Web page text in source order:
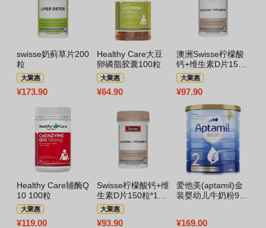
swisse奶蓟草片200
粒
大聚惠
¥173.90
Healthy Care大豆
卵磷脂胶囊100粒
大聚惠
¥64.90
澳洲Swisse柠檬酸
钙+维生素D片150
粒大聚惠
¥97.90
Healthy Care辅酶Q
10 100粒
大聚惠
¥119.00
Swisse柠檬酸钙+维
生素D片150粒*1瓶
装大聚惠
¥93.90
爱他美(aptamil)金
装婴幼儿牛奶粉900
¥169.00